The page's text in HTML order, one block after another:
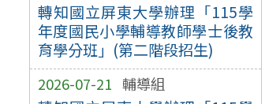
轉知國立屏東大學辦理「115學
年度國民小學輔導教師學士後教
育學分班」(第二階段招生)
2026-07-21 輔導組